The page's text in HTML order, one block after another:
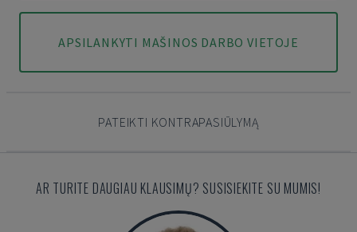
APSILANKYTI MAŠINOS DARBO VIETOJE
PATEIKTI KONTRAPASIŪLYMĄ
AR TURITE DAUGIAU KLAUSIMŲ? SUSISIEKITE SU MUMIS!